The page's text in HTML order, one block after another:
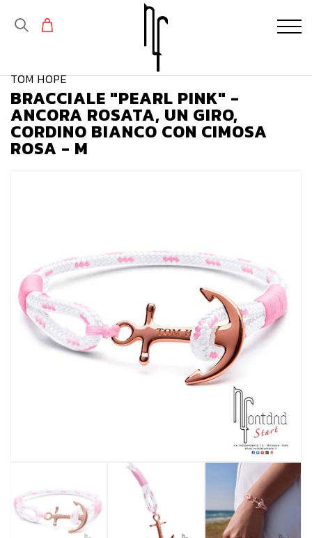
TOM HOPE
BRACCIALE "PEARL PINK" -
ANCORA ROSATA, UN GIRO,
CORDINO BIANCO CON CIMOSA
ROSA - M